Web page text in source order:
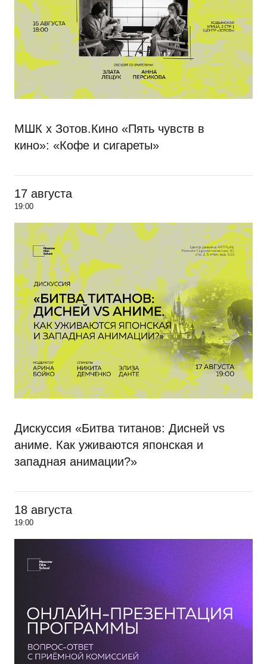
МШК х Зотов.Кино «Пять чувств в
кино»: «Кофе и сигареты»
17 августа
19:00
Дискуссия «Битва титанов: Дисней vs
аниме. Как уживаются японская и
западная анимации?»
18 августа
19:00